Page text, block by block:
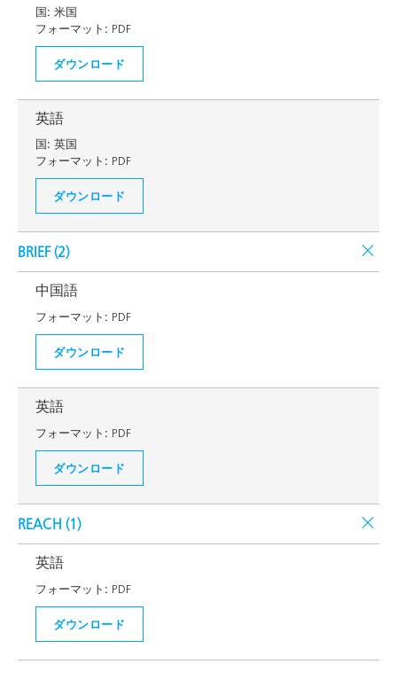
国: 米国
フォーマット: PDF
ダウンロード
英語
国: 英国
フォーマット: PDF
ダウンロード
BRIEF (2)
中国語
フォーマット: PDF
ダウンロード
英語
フォーマット: PDF
ダウンロード
REACH (1)
英語
フォーマット: PDF
ダウンロード